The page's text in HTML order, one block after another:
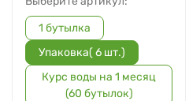
1 бутылка
Упаковка( 6 шт.)
Курс воды на 1 месяц
(60 бутылок)